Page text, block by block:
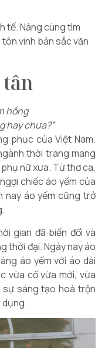
tế. Nàng cùng tìm
vinh bản sắc văn
hồng
hay chưa?”
phục của Việt Nam.
thời trang mang
nữ xưa. Từ thơ ca,
chiếc áo yếm của
nay áo yếm cũng trở
gian đã biến đổi và
thời đại. Ngày nay áo
áo yếm với áo dài
vừa cổ vừa mới, vừa
sự sáng tạo hoà trộn
dụng.